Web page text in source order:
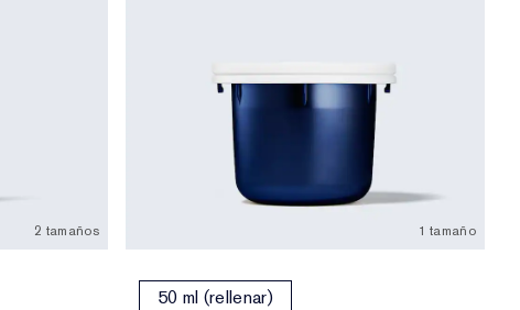
2 tamaños 1 tamaño
50 ml (rellenar)